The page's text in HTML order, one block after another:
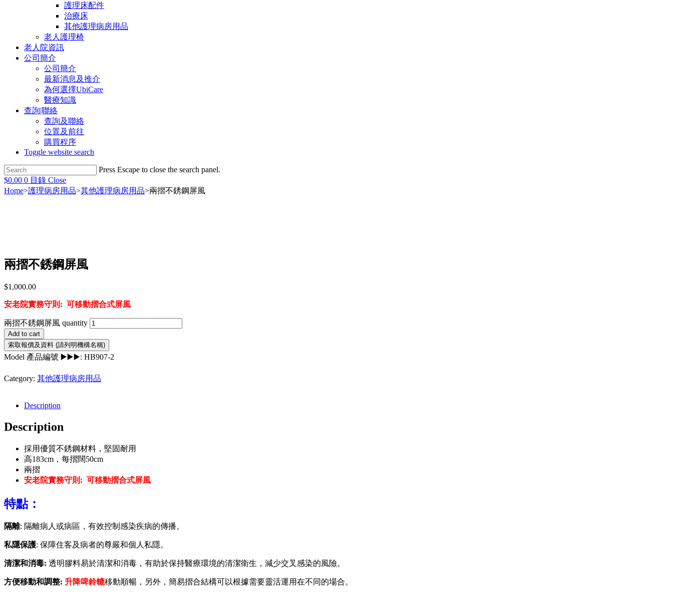
護理床配件
治療床
其他護理病房用品
老人護理椅
老人院資訊
公司簡介
公司簡介
最新消息及推介
為何選擇UbiCare
醫療知識
查詢|聯絡
查詢及聯絡
位置及前往
購買程序
Toggle website search
Press Escape to close the search panel.
$0.00 0 目錄 Close
Home>護理病房用品>其他護理病房用品>兩摺不銹鋼屏風
兩摺不銹鋼屏風
$1,000.00
安老院實務守則: 可移動摺合式屏風
兩摺不銹鋼屏風 quantity
Add to cart
Model 產品編號 ▶️▶️▶️: HB907-2
Category: 其他護理病房用品
Description
Description
採用優質不銹鋼材料，堅固耐用
高183cm，每摺闊50cm
兩摺
安老院實務守則: 可移動摺合式屏風
特點：
隔離: 隔離病人或病區，有效控制感染疾病的傳播。
私隱保護: 保障住客及病者的尊嚴和個人私隱。
清潔和消毒: 透明膠料易於清潔和消毒，有助於保持醫療環境的清潔衛生，減少交叉感染的風險。
方便移動和調整: 升降啤鈴轆移動順暢，另外，簡易摺合結構可以根據需要靈活運用在不同的場合。